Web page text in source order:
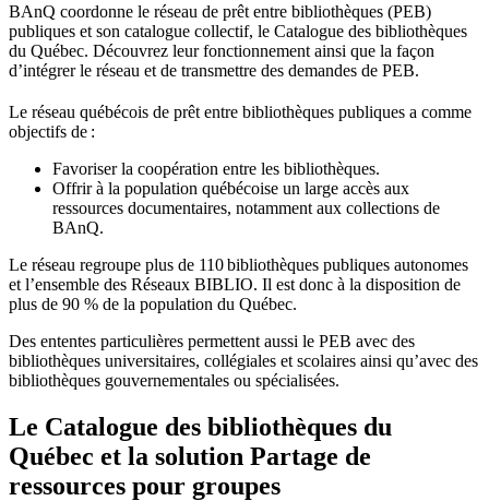
BAnQ coordonne le réseau de prêt entre bibliothèques (PEB)
publiques et son catalogue collectif, le Catalogue des bibliothèques
du Québec. Découvrez leur fonctionnement ainsi que la façon
d’intégrer le réseau et de transmettre des demandes de PEB.
Le réseau québécois de prêt entre bibliothèques publiques a comme
objectifs de :
Favoriser la coopération entre les bibliothèques.
Offrir à la population québécoise un large accès aux
ressources documentaires, notamment aux collections de
BAnQ.
Le réseau regroupe plus de 110bibliothèques publiques autonomes
et l’ensemble des Réseaux BIBLIO. Il est donc à la disposition de
plus de 90 % de la population du Québec.
Des ententes particulières permettent aussi le PEB avec des
bibliothèques universitaires, collégiales et scolaires ainsi qu’avec des
bibliothèques gouvernementales ou spécialisées.
Le Catalogue des bibliothèques du
Québec et la solution Partage de
ressources pour groupes